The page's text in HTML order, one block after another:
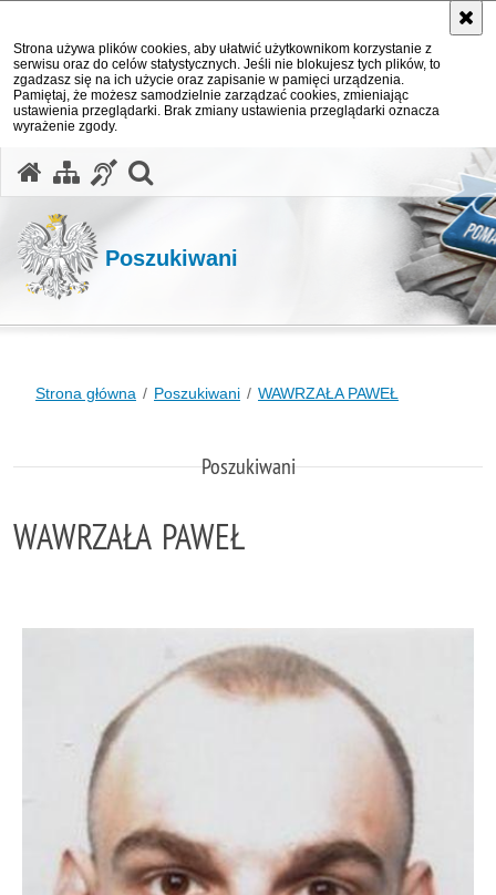
Strona używa plików cookies, aby ułatwić użytkownikom korzystanie z
serwisu oraz do celów statystycznych. Jeśli nie blokujesz tych plików, to
zgadzasz się na ich użycie oraz zapisanie w pamięci urządzenia.
Pamiętaj, że możesz samodzielnie zarządzać cookies, zmieniając
ustawienia przeglądarki. Brak zmiany ustawienia przeglądarki oznacza
wyrażenie zgody.
Poszukiwani
Strona główna Poszukiwani WAWRZAŁA PAWEŁ
Poszukiwani
WAWRZAŁA PAWEŁ